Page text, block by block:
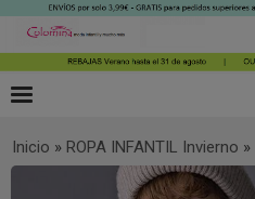
Inicio » ROPA INFANTIL Invierno »